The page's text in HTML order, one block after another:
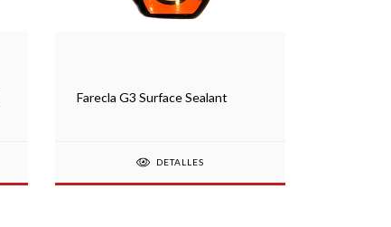
Farecla G3 Surface Sealant
DETALLES